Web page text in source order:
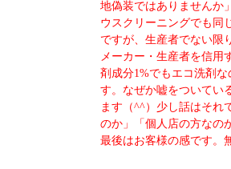
地偽装ではありませんか
ウスクリーニングでも同
ですが、生産者でない限
メーカー・生産者を信用
剤成分1%でもエコ洗剤
す。なぜか嘘をついてい
ます（^^）少し話はそれ
のか」「個人店の方なの
最後はお客様の感です。